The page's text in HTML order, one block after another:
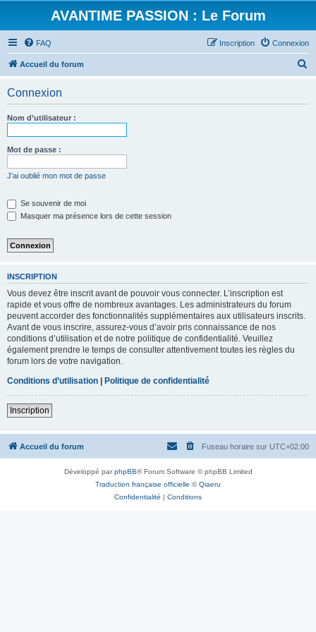
AVANTIME PASSION : Le Forum
FAQ Connexion
Inscription
Accueil du forum
Connexion
Nom d’utilisateur :
Mot de passe :
J’ai oublié mon mot de passe
Se souvenir de moi
Masquer ma présence lors de cette session
INSCRIPTION
Vous devez être inscrit avant de pouvoir vous connecter. L’inscription est
rapide et vous offre de nombreux avantages. Les administrateurs du forum
peuvent accorder des fonctionnalités supplémentaires aux utilisateurs inscrits.
Avant de vous inscrire, assurez-vous d’avoir pris connaissance de nos
conditions d’utilisation et de notre politique de confidentialité. Veuillez
également prendre le temps de consulter attentivement toutes les règles du
forum lors de votre navigation.
Conditions d’utilisation | Politique de confidentialité
Inscription
Accueil du forum Fuseau horaire sur UTC+02:00
Développé parphpBB® Forum Software © phpBB Limited
Traduction française officielle ©Qiaeru
Confidentialité | Conditions